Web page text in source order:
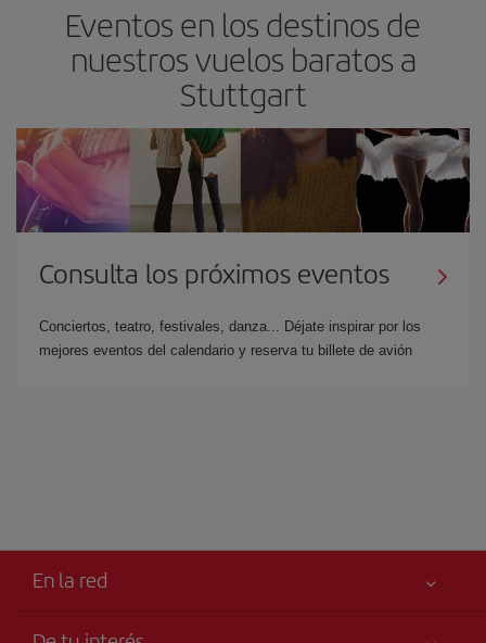
Eventos en los destinos de
nuestros vuelos baratos a
Stuttgart
Consulta los próximos eventos
Conciertos, teatro, festivales, danza... Déjate inspirar por los
mejores eventos del calendario y reserva tu billete de avión
En la red